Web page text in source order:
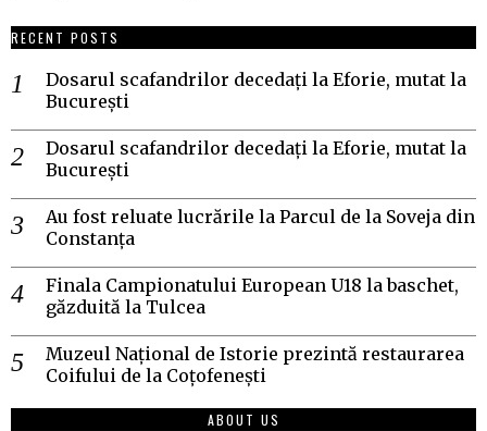
RECENT POSTS
Dosarul scafandrilor decedați la Eforie, mutat la
București
Dosarul scafandrilor decedați la Eforie, mutat la
București
Au fost reluate lucrările la Parcul de la Soveja din
Constanța
Finala Campionatului European U18 la baschet,
găzduită la Tulcea
Muzeul Național de Istorie prezintă restaurarea
Coifului de la Coțofenești
ABOUT US